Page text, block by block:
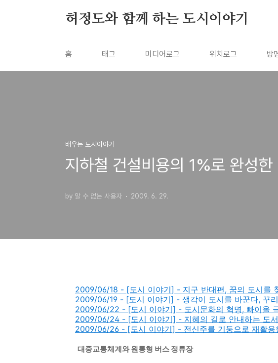
허정도와 함께 하는 도시이야기
홈 태그 미디어로그 위치로그 방
배우는 도시이야기
지하철 건설비용의 1%로 완성한
by 알 수 없는 사용자 2009. 6. 29.
2009/06/18 - [도시 이야기] - 지구 반대편, 꿈의 도시를
2009/06/19 - [도시 이야기] - 생각이 도시를 바꾼다, 꾸
2009/06/22 - [도시 이야기] - 도시문화의 혁명, 빠이올
2009/06/24 - [도시 이야기] - 지혜의 길로 안내하는 도
2009/06/26 - [도시 이야기] - 전신주를 기둥으로 재활용
대중교통체계와 원통형 버스 정류장